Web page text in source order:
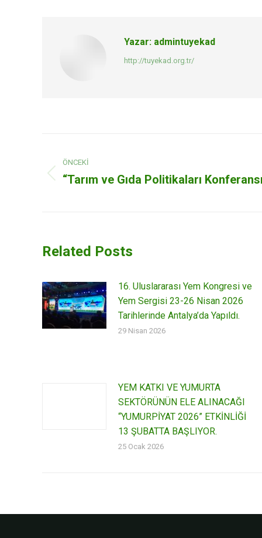
Yazar: admintuyekad
http://tuyekad.org.tr/
navigation
ÖNCEKI
Previous
“Tarım ve Gıda Politikaları
Related Posts
16. Uluslararası Yem Kongresi ve
Yem Sergisi 23-26 Nisan 2026
Tarihlerinde Antalya’da Yapıldı.
29 Nisan 2026
YEM KATKI VE YUMURTA
SEKTÖRÜNÜN ELE ALINACAĞI
“YUMURPİYAT 2026” ETKİNLİĞİ
13 ŞUBATTA BAŞLIYOR.
25 Ocak 2026